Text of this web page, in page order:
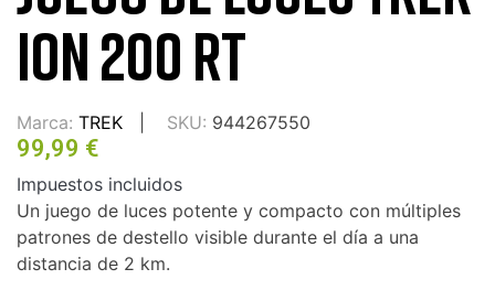
ION 200 RT
Marca: TREK SKU: 944267550
99,99 €
Impuestos incluidos
Un juego de luces potente y compacto con múltiples
patrones de destello visible durante el día a una
distancia de 2 km.